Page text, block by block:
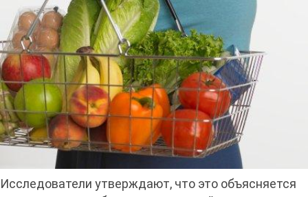
Исследователи утверждают, что это объясняется